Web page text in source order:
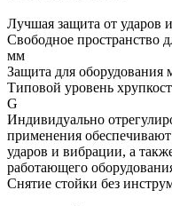
Лучшая защита от ударов
Свободное пространство
мм
Защита для оборудования
Типовой уровень
G
Индивидуально
применения
ударов и вибрации, а
работающего
Снятие стойки без